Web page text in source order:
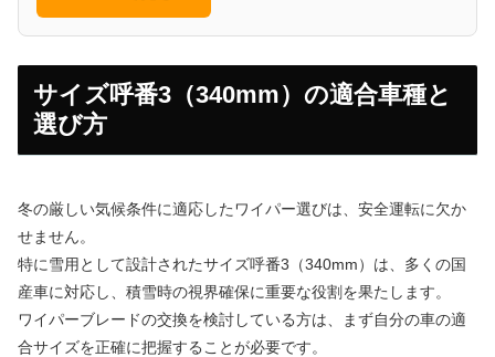
サイズ呼番3（340mm）の適合車種と
選び方
冬の厳しい気候条件に適応したワイパー選びは、安全運転に欠か
せません。
特に雪用として設計されたサイズ呼番3（340mm）は、多くの国
産車に対応し、積雪時の視界確保に重要な役割を果たします。
ワイパーブレードの交換を検討している方は、まず自分の車の適
合サイズを正確に把握することが必要です。